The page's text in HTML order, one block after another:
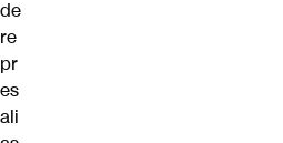
de
re
pr
es
ali